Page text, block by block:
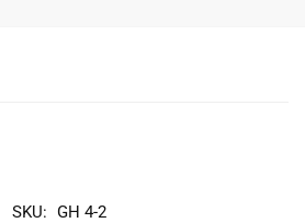
SKU: GH 4-2